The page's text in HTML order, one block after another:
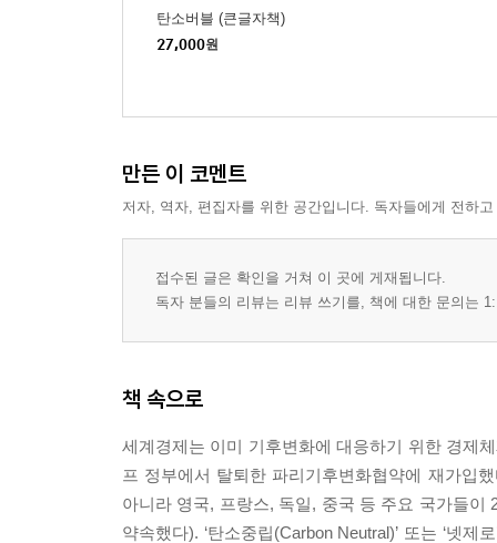
탄소버블 (큰글자책)
27,000원
만든 이 코멘트
저자, 역자, 편집자를 위한 공간입니다. 독자들에게 전하
접수된 글은 확인을 거쳐 이 곳에 게재됩니다.
독자 분들의 리뷰는 리뷰 쓰기를, 책에 대한 문의는
책 속으로
세계경제는 이미 기후변화에 대응하기 위한 경제
프 정부에서 탈퇴한 파리기후변화협약에 재가입
아니라 영국, 프랑스, 독일, 중국 등 주요 국가들이
약속했다). ‘탄소중립(Carbon Neutral)’ 또는 ‘넷